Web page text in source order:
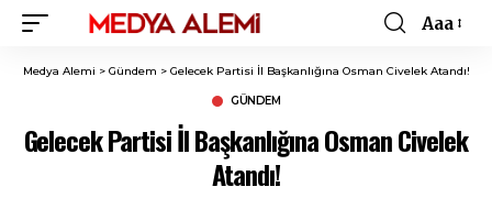
Font
Resizer
Aaa
Medya Alemi > Gündem > Gelecek Partisi İl Başkanlığına Osman Civelek Atandı!
GÜNDEM
Gelecek Partisi İl Başkanlığına Osman Civelek
Atandı!